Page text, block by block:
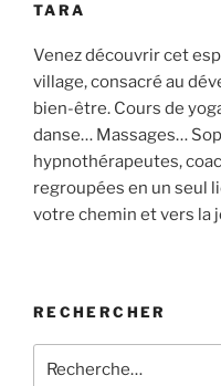
TARA
Venez découvrir cet
village, consacré au
bien-être. Cours de
danse… Massages…
hypnothérapeutes,
regroupées en un seul
votre chemin et vers la
RECHERCHER